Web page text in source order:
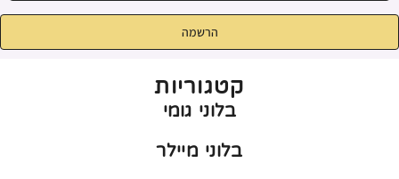
הרשמה
קטגוריות
בלוני גומי
בלוני מיילר